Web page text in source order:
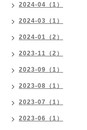
2024-04（1）
2024-03（1）
2024-01（2）
2023-11（2）
2023-09（1）
2023-08（1）
2023-07（1）
2023-06（1）